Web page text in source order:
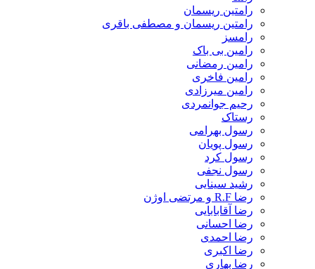
رامتین ریسمان
رامتین ریسمان و مصطفی باقری
رامسز
رامین بی باک
رامین رمضانی
رامین فاخری
رامین میرزادی
رحیم جوانمردی
رستاک
رسول بهرامی
رسول پویان
رسول کرد
رسول نجفی
رشید سینایی
رضا R.F و مرتضی اوژن
رضا آقابابایی
رضا احسانی
رضا احمدی
رضا اکبری
رضا بهاری